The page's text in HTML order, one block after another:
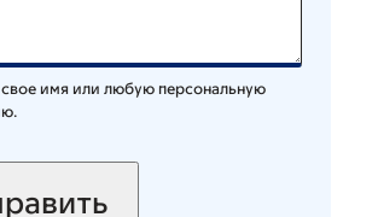
имя или любую персональную